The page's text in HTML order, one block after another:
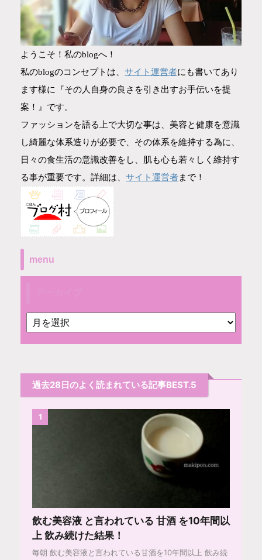
ようこそ！私のblogへ！
私のblogのコンセプトは、 サイト運営者にも書いてあり
ます様に『その人自身の良さを引き出すお手伝いを提
案！』です。
ファッションを語る上で大切な事は、美容と健康を意識
し綺麗な体系造りが必要で、その体系を維持する為に、
日々の食生活の意識改善をし、肌も心も若々しく維持す
る事が重要です。詳細は、 サイト運営者まで！
menu
過去28日のよく読まれている記事BEST.5
1
飲む美容液 と言われている 甘酒 を10年間以
上 飲み続けた結果！
毎朝 飲む美容液と言われている甘酒を10年間以上 飲み続